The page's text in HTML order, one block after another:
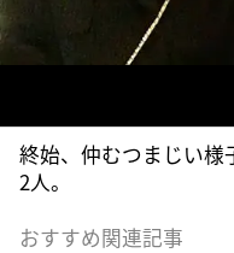
終始、仲むつまじい様
2人。
おすすめ関連記事